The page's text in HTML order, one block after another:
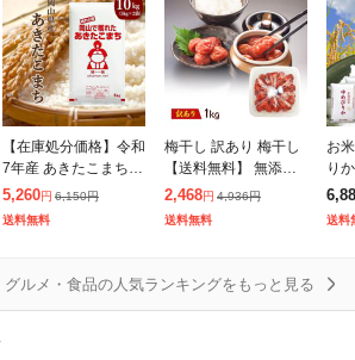
【在庫処分価格】令和
7年産 あきたこまち 1
0kg (5kg×2袋) 岡山県
産 ブランド米 米 お米
5,260円 6,150円
送料無料
梅干し 訳あり 梅干し
【送料無料】 無添加
しそ漬はねだし梅 1kg
塩分約15% 食品 福梅
2,468円 4,936円
送料無料
お
り
×2
ラ
送料
グルメ・食品の人気ランキングをもっと見る